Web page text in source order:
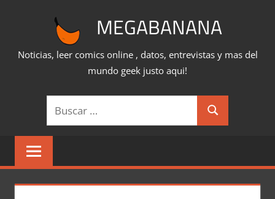
MEGABANANA
Noticias, leer comics online , datos, entrevistas y mas del
mundo geek justo aqui!
Buscar:
Buscar